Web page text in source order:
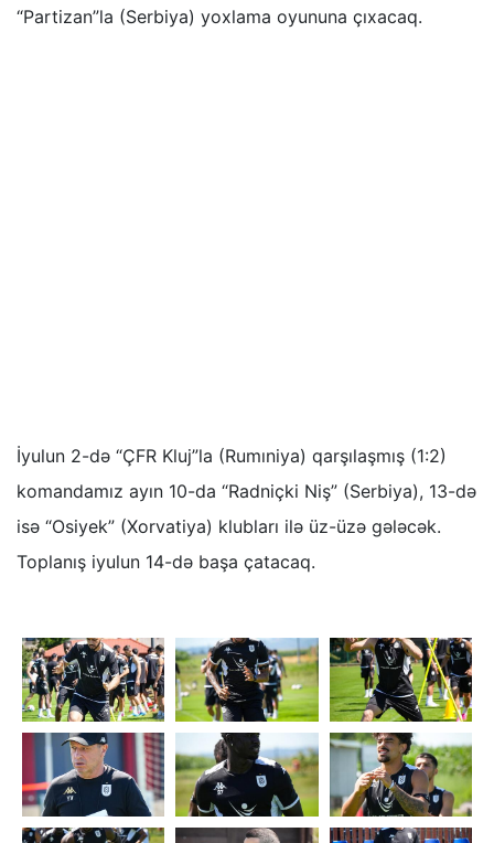
“Partizan”la (Serbiya) yoxlama oyununa çıxacaq.
İyulun 2-də “ÇFR Kluj”la (Rumıniya) qarşılaşmış (1:2)
komandamız ayın 10-da “Radniçki Niş” (Serbiya), 13-də
isə “Osiyek” (Xorvatiya) klubları ilə üz-üzə gələcək.
Toplanış iyulun 14-də başa çatacaq.